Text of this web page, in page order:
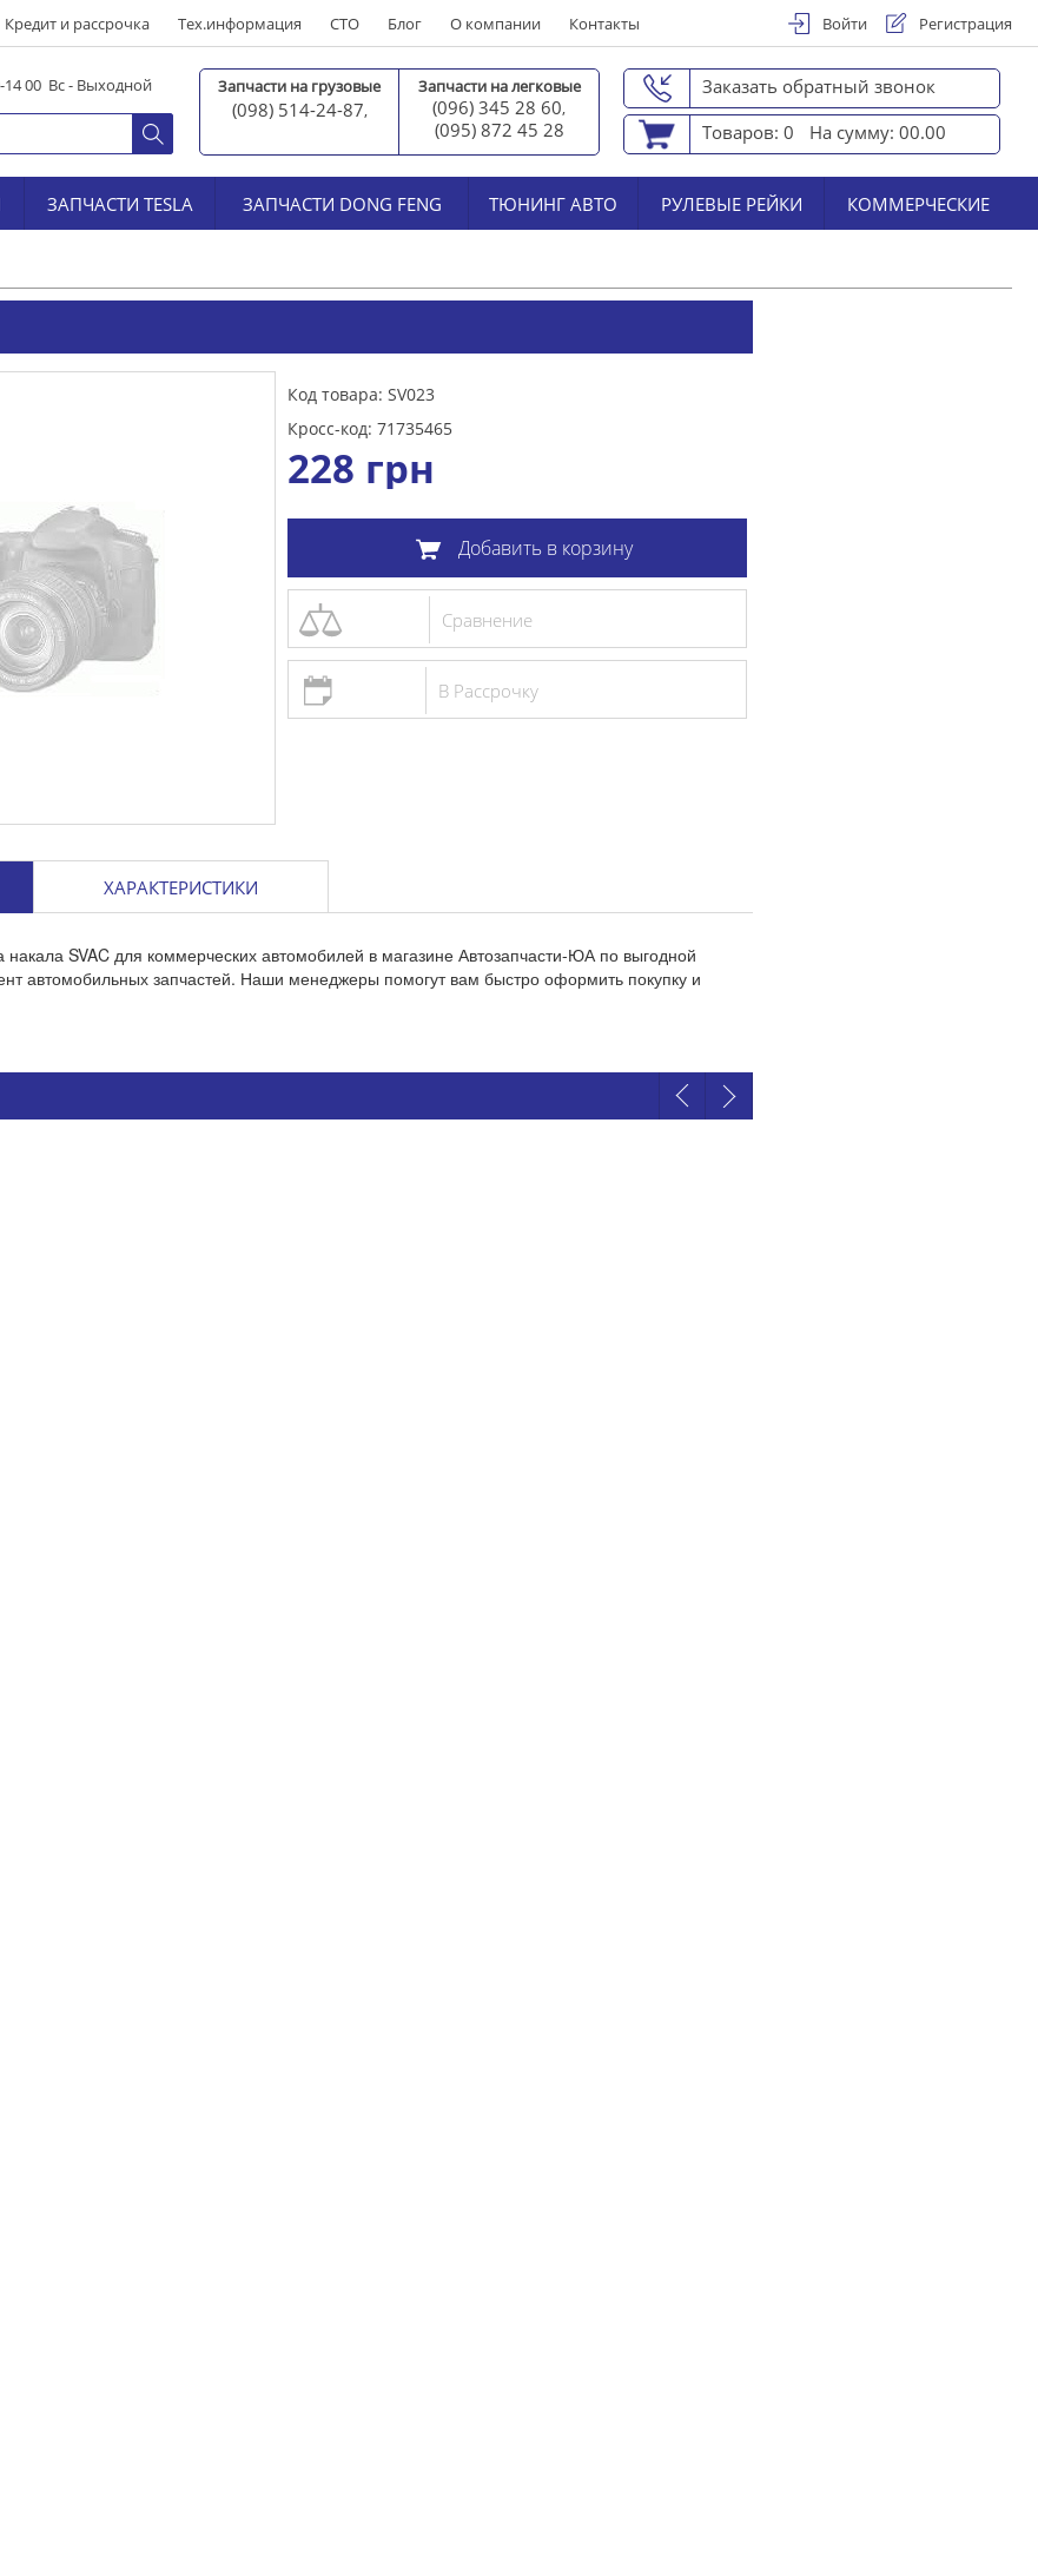
Кредит и рассрочка Тех.информация СТО Блог О компании Контакты Войти Регистрация
14 00 Вс - Выходной Запчасти на грузовые
(098) 514-24-87,
Запчасти на легковые
(096) 345 28 60,
(095) 872 45 28
Заказать обратный звонок
Товаров: 0
На сумму: 00.00
ЗАПЧАСТИ TESLA ЗАПЧАСТИ DONG FENG ТЮНИНГ АВТО РУЛЕВЫЕ РЕЙКИ КОММЕРЧЕСКИЕ
Код товара: SV023
Кросс-код: 71735465
228 грн
Добавить в корзину
Сравнение
В Рассрочку
ХАРАКТЕРИСТИКИ
накала SVAC для коммерческих автомобилей в магазине Автозапчасти-ЮА по выгодной
автомобильных запчастей. Наши менеджеры помогут вам быстро оформить покупку и